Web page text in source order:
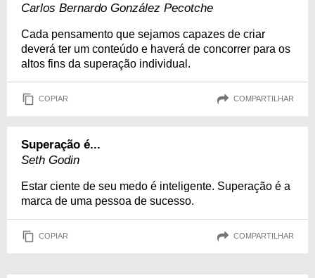
Carlos Bernardo González Pecotche
Cada pensamento que sejamos capazes de criar
deverá ter um conteúdo e haverá de concorrer para os
altos fins da superação individual.
COPIAR COMPARTILHAR
Superação é...
Seth Godin
Estar ciente de seu medo é inteligente. Superação é a
marca de uma pessoa de sucesso.
COPIAR COMPARTILHAR